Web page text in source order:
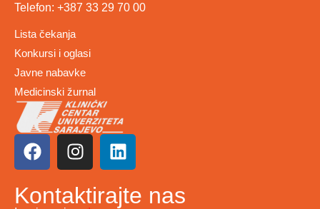
Telefon: +387 33 29 70 00
Lista čekanja
Konkursi i oglasi
Javne nabavke
Medicinski žurnal
Kontaktirajte nas